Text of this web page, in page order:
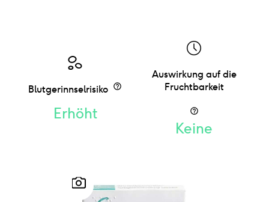
Blutgerinnselrisiko
Erhöht
Auswirkung auf die
Fruchtbarkeit
Keine